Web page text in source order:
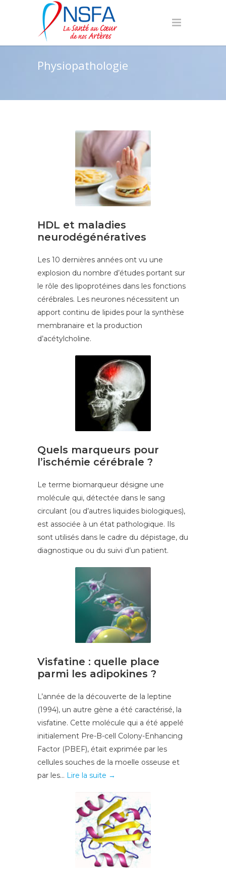
Physiopathologie
HDL et maladies
neurodégénératives
Les 10 dernières années ont vu une
explosion du nombre d’études portant sur
le rôle des lipoprotéines dans les fonctions
cérébrales. Les neurones nécessitent un
apport continu de lipides pour la synthèse
membranaire et la production
d’acétylcholine.
Quels marqueurs pour
l’ischémie cérébrale ?
Le terme biomarqueur désigne une
molécule qui, détectée dans le sang
circulant (ou d’autres liquides biologiques),
est associée à un état pathologique. Ils
sont utilisés dans le cadre du dépistage, du
diagnostique ou du suivi d’un patient.
Visfatine : quelle place
parmi les adipokines ?
L’année de la découverte de la leptine
(1994), un autre gène a été caractérisé, la
visfatine. Cette molécule qui a été appelé
initialement Pre-B-cell Colony-Enhancing
Factor (PBEF), était exprimée par les
cellules souches de la moelle osseuse et
par les... Lire la suite →